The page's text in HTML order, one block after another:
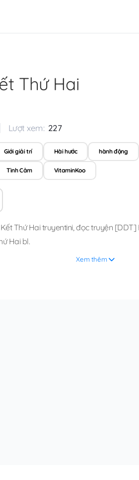
Thứ Hai
Lượt xem: 227
Giới giải trí Hài hước hành động
Tình Cảm VitaminKoo
Thứ Hai truyentini,đọc truyện [DDT]
Hai bl.
Xem thêm